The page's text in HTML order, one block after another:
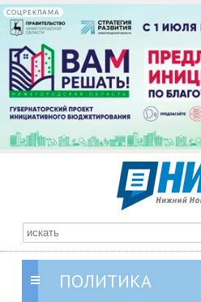
СОЦРЕКЛАМА
ПОЛИТИКА